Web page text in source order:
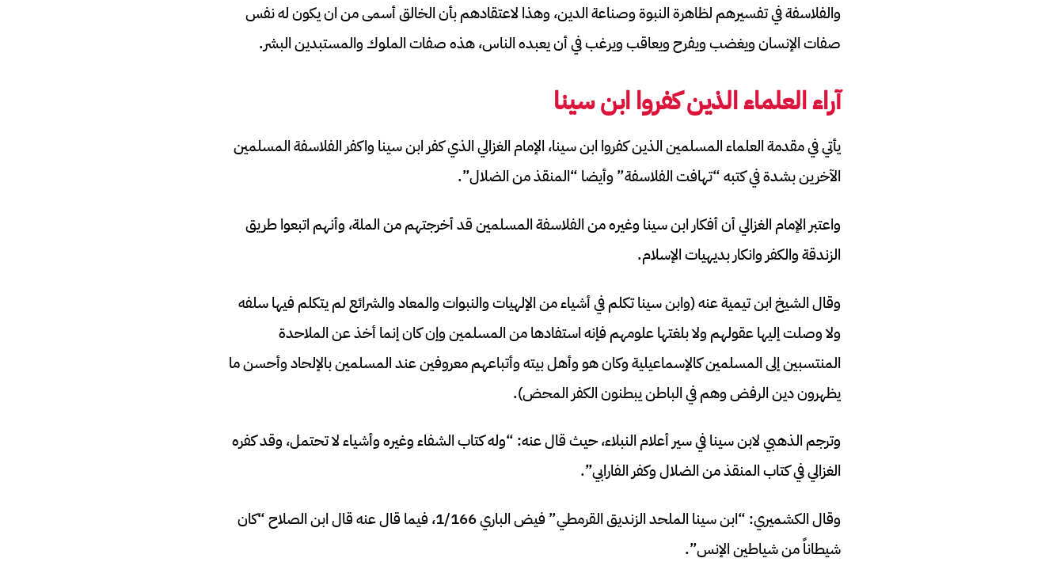
والفلاسفة في تفسيرهم لظاهرة النبوة وصناعة الدين، وهذا لاعتقادهم بأن الخالق أسمى من ان يكون له نفس
صفات الإنسان ويغضب ويفرح ويعاقب ويرغب في أن يعبده الناس، هذه صفات الملوك والمستبدين البشر.
آراء العلماء الذين كفروا ابن سينا
يأتي في مقدمة العلماء المسلمين الذين كفروا ابن سينا، الإمام الغزالي الذي كفر ابن سينا واكفر الفلاسفة المسلمين
الآخرين بشدة في كتبه “تهافت الفلاسفة” وأيضا “المنقذ من الضلال”.
واعتبر الإمام الغزالي أن أفكار ابن سينا وغيره من الفلاسفة المسلمين قد أخرجتهم من الملة، وأنهم اتبعوا طريق
الزندقة والكفر وانكار بديهيات الإسلام.
وقال الشيخ ابن تيمية عنه (وابن سينا تكلم في أشياء من الإلهيات والنبوات والمعاد والشرائع لم يتكلم فيها سلفه
ولا وصلت إليها عقولهم ولا بلغتها علومهم فإنه استفادها من المسلمين وإن كان إنما أخذ عن الملاحدة
المنتسبين إلى المسلمين كالإسماعيلية وكان هو وأهل بيته وأتباعهم معروفين عند المسلمين بالإلحاد وأحسن ما
يظهرون دين الرفض وهم في الباطن يبطنون الكفر المحض).
وترجم الذهبي لابن سينا في سير أعلام النبلاء، حيث قال عنه: “وله كتاب الشفاء وغيره وأشياء لا تحتمل، وقد كفره
الغزالي في كتاب المنقذ من الضلال وكفر الفارابي”.
وقال الكشميري: “ابن سينا الملحد الزنديق القرمطي” فيض الباري 1/166، فيما قال عنه قال ابن الصلاح “كان
شيطاناً من شياطين الإنس”.